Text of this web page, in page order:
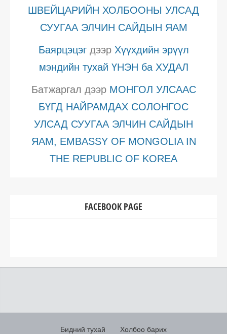
ШВЕЙЦАРИЙН ХОЛБООНЫ УЛСАД
СУУГАА ЭЛЧИН САЙДЫН ЯАМ
Баярцэцэгдээр Хүүхдийн эрүүл
мэндийн тухай ҮНЭН ба ХУДАЛ
Батжаргал дээр МОНГОЛ УЛСААС
БҮГД НАЙРАМДАХ СОЛОНГОС
УЛСАД СУУГАА ЭЛЧИН САЙДЫН
ЯАМ, EMBASSY OF MONGOLIA IN
THE REPUBLIC OF KOREA
FACEBOOK PAGE
Бидний тухай Холбоо барих